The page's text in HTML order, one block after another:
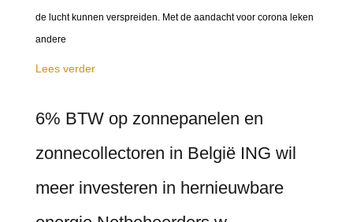
de lucht kunnen verspreiden. Met de aandacht voor corona leken
andere
Lees verder
6% BTW op zonnepanelen en
zonnecollectoren in België ING wil
meer investeren in hernieuwbare